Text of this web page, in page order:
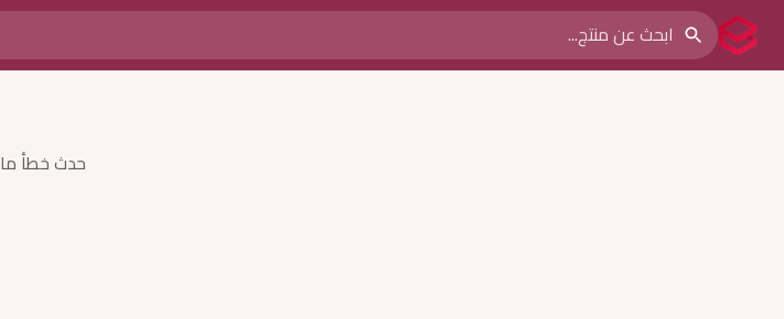
حدث خطأ ما